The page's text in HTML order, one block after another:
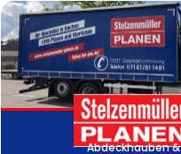
Abdeckhauben &
Pavillondächer
Abdeckhauben &